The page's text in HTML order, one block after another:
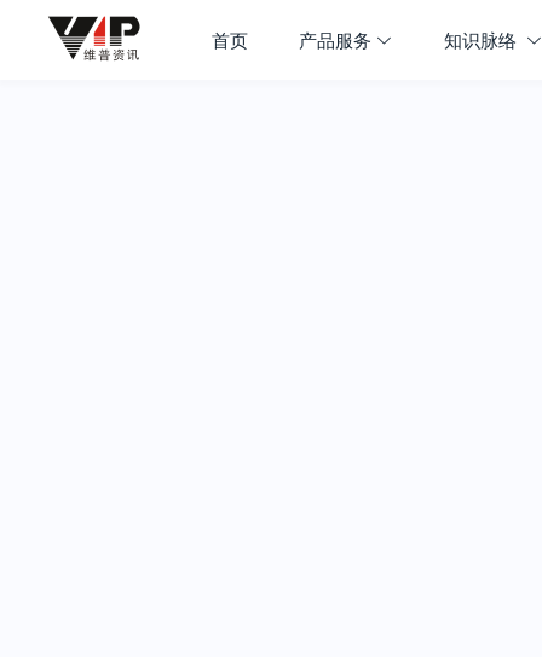
首页 产品服务 知识脉络